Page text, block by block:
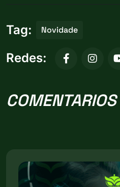
Tag: Novidade
Redes: